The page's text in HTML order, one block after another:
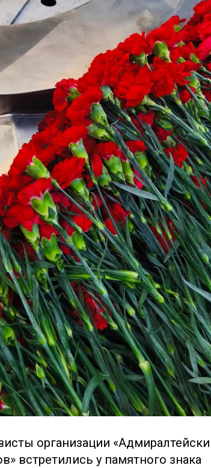
организации
встретились у памятного знака